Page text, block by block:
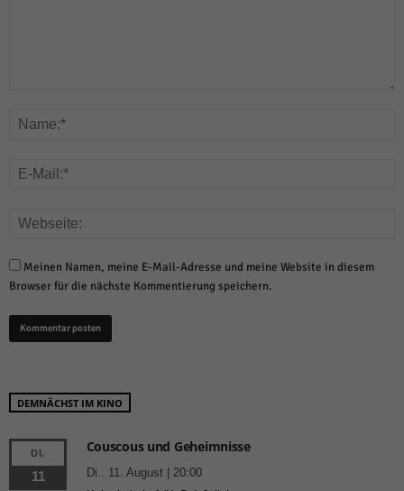
Meinen Namen, meine E-Mail-Adresse und meine Website in diesem
Browser für die nächste Kommentierung speichern.
DEMNÄCHST IM KINO
DI.
11
Couscous und Geheimnisse
Di.. 11. August | 20:00